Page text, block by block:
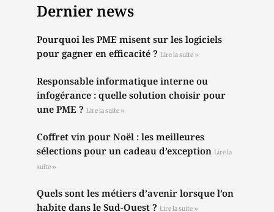
Dernier news
Pourquoi les PME misent sur les logiciels
pour gagner en efficacité ? Lire la suite »
Responsable informatique interne ou
infogérance : quelle solution choisir pour
une PME ? Lire la suite »
Coffret vin pour Noël : les meilleures
sélections pour un cadeau d’exception Lire la
suite »
Quels sont les métiers d’avenir lorsque l’on
habite dans le Sud-Ouest ? Lire la suite »